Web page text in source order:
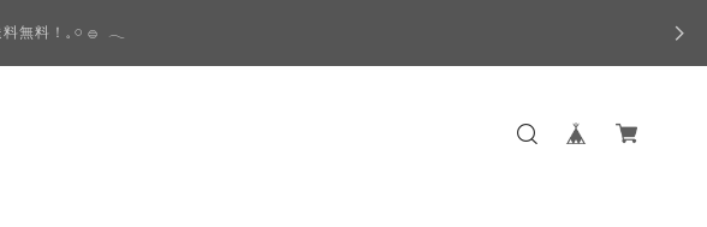
無料！𓈒 𓏸 𓐍 𓂃